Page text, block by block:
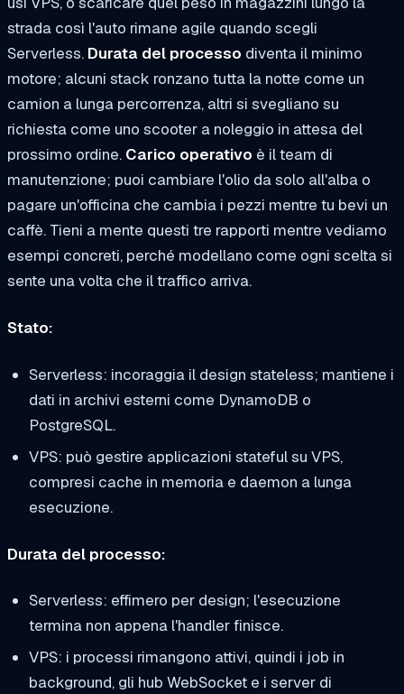
strada così l'auto rimane agile quando scegli
Serverless. Durata del processo diventa il minimo
motore; alcuni stack ronzano tutta la notte come un
camion a lunga percorrenza, altri si svegliano su
richiesta come uno scooter a noleggio in attesa del
prossimo ordine. Carico operativo è il team di
manutenzione; puoi cambiare l'olio da solo all'alba o
pagare un'officina che cambia i pezzi mentre tu bevi un
caffè. Tieni a mente questi tre rapporti mentre vediamo
esempi concreti, perché modellano come ogni scelta si
sente una volta che il traffico arriva.
Stato:
Serverless: incoraggia il design stateless; mantiene i
dati in archivi esterni come DynamoDB o
PostgreSQL.
VPS: può gestire applicazioni stateful su VPS,
compresi cache in memoria e daemon a lunga
esecuzione.
Durata del processo:
Serverless: effimero per design; l'esecuzione
termina non appena l'handler finisce.
VPS: i processi rimangono attivi, quindi i job in
background, gli hub WebSocket e i server di